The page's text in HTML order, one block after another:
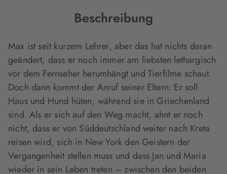
Beschreibung
Max ist seit kurzem Lehrer, aber das hat nichts daran
geändert, dass er noch immer am liebsten lethargisch
vor dem Fernseher herumhängt und Tierfilme schaut.
Doch dann kommt der Anruf seiner Eltern: Er soll
Haus und Hund hüten, während sie in Griechenland
sind. Als er sich auf den Weg macht, ahnt er noch
nicht, dass er von Süddeutschland weiter nach Kreta
reisen wird, sich in New York den Geistern der
Vergangenheit stellen muss und dass Jan und Maria
wieder in sein Leben treten – zwischen den beiden